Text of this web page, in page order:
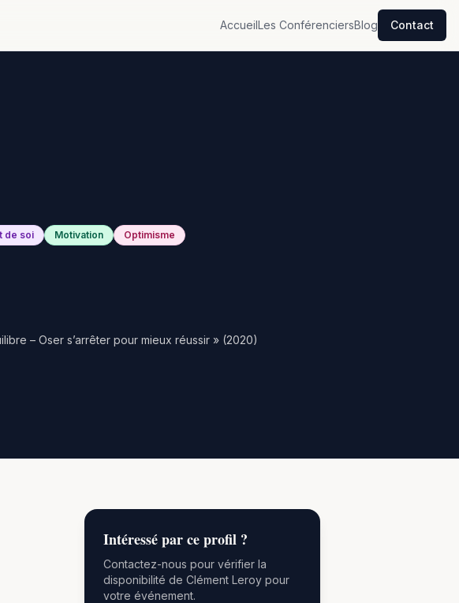
AccueilLes ConférenciersBlog Contact
de soi Motivation
Optimisme
– Oser s’arrêter pour mieux réussir » (2020)
Intéressé parceprofil ?
Contactez-nous pour vérifier la
disponibilité deClément Leroy pour
votre événement.